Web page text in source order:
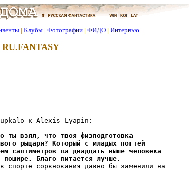
| Клубы | Фотографии | ФИДО | Интервью
RU.FANTASY
к Alexis Lyapin:
взял, что твоя физподготовка
рыцаря? Kоторый с младых ногтей
сантиметров на двадцать выше человека
Благо питается лучше.
сорвнования давно бы заменили на